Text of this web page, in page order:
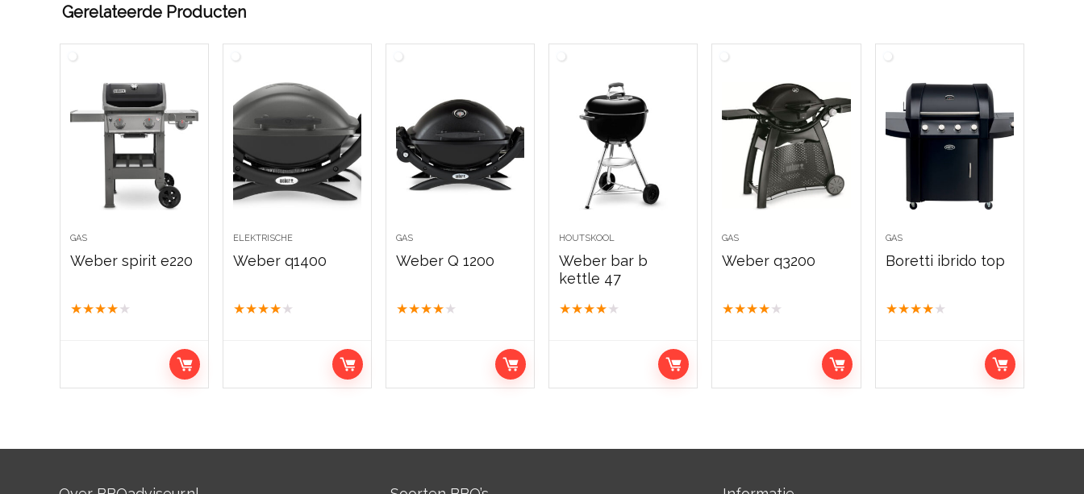
Gerelateerde Producten
GAS
Weber spirit e220
★★★★ ★
ELEKTRISCHE
Weber q1400
★★★★ ★
GAS
Weber Q 1200
★★★★ ★
HOUTSKOOL
Weber bar b
kettle 47
★★★★ ★
GAS
Weber q3200
★★★★ ★
GAS
Boretti ibrido top
★★★★ ★